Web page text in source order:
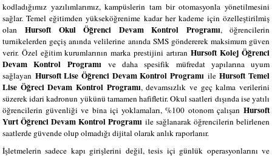
kodladığımız yazılımlarımız, kampüslerin tam bir otomasyonla yönetilmesini
sağlar. Temel eğitimden yükseköğrenime kadar her kademe için özelleştirilmiş
olanHursoft Okul Öğrenci Devam Kontrol Programı, öğrencilerin
turnikelerden geçiş anında velilerine anında SMS göndererek maksimum güven
verir. Özel eğitim kurumlarının marka prestijini artıranHursoft Kolej Öğrenci
Devam Kontrol Programıve daha spesifik müfredat yapılarına uyum
sağlayan Hursoft Lise Öğrenci Devam Kontrol Programı ileHursoft Temel
Lise Öğreci Devam Kontrol Programı, devamsızlık ve geç kalma verilerini
süzerek idari kadronun yükünü tamamen hafifletir. Okul saatleri dışında ise yatılı
öğrencilerin güvenliği ve bina içi yoklamaları, %100 otonom çalışan Hursoft
Yurt Öğrenci Devam Kontrol Programı ile sağlanarak öğrencilerin belirlenen
saatlerde güvende olup olmadığı dijital olarak anlık raporlanır.
İşletmelerin sadece kapı girişlerini değil, tesis içi günlük operasyonlarını ve